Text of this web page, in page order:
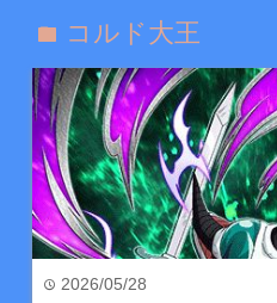
folder コルド大王
time 2026/05/28